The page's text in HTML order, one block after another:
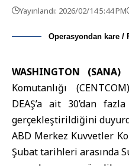
Yayınlandı: 2026/02/14 5:44 PM
Operasyondan kare /
WASHINGTON (SANA)
Komutanlığı
DEAŞ’a ait 30’dan
gerçekleştirildiğini
ABD Merkez Kuvvetler
Şubat tarihleri arasında